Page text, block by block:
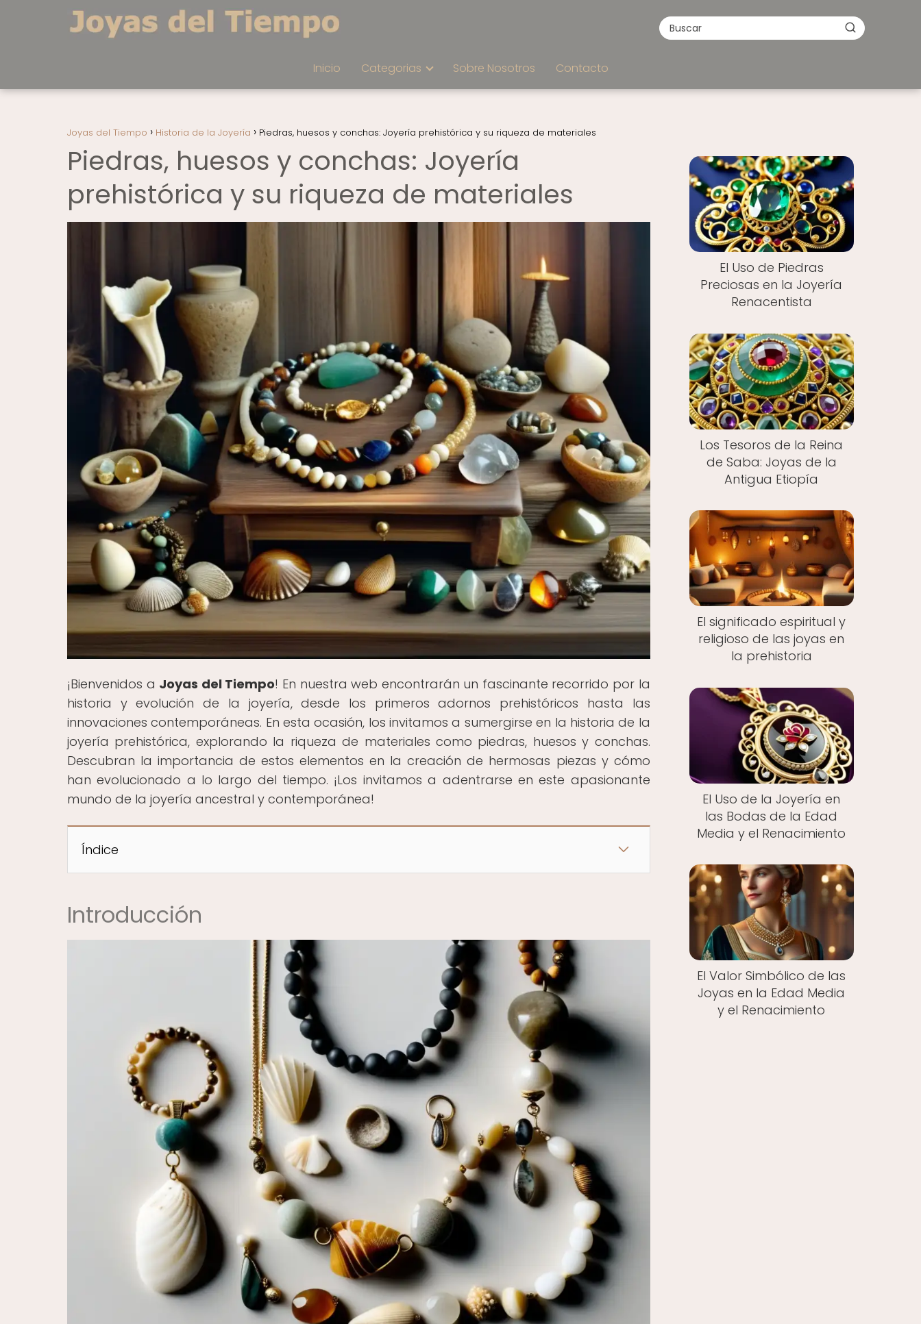
Inicio Categorias Sobre Nosotros Contacto
Joyas del Tiempo Historia de la Joyería Piedras, huesos y conchas: Joyería prehistórica y su riqueza de materiales
Piedras, huesos y conchas: Joyería
prehistórica y su riqueza de materiales
¡Bienvenidos a Joyas del Tiempo! En nuestra web encontrarán un fascinante recorrido por la
historia y evolución de la joyería, desde los primeros adornos prehistóricos hasta las
innovaciones contemporáneas. En esta ocasión, los invitamos a sumergirse en la historia de la
joyería prehistórica, explorando la riqueza de materiales como piedras, huesos y conchas.
Descubran la importancia de estos elementos en la creación de hermosas piezas y cómo
han evolucionado a lo largo del tiempo. ¡Los invitamos a adentrarse en este apasionante
mundo de la joyería ancestral y contemporánea!
Índice
Introducción
El Uso de Piedras
Preciosas en la Joyería
Renacentista
Los Tesoros de la Reina
de Saba: Joyas de la
Antigua Etiopía
El significado espiritual y
religioso de las joyas en
la prehistoria
El Uso de la Joyería en
las Bodas de la Edad
Media y el Renacimiento
El Valor Simbólico de las
Joyas en la Edad Media
y el Renacimiento